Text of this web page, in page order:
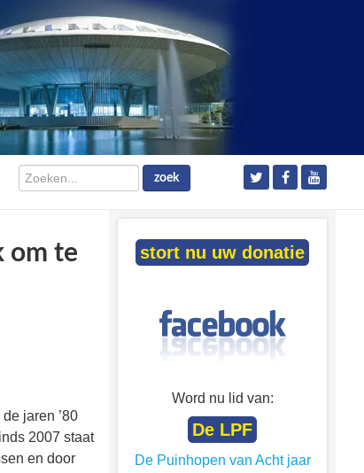
Zoeken... zoek
om te
jaren ’80
2007 staat
en door
stort nu uw donatie
Word nu lid van:
De LPF
De Puinhopen van Acht jaar